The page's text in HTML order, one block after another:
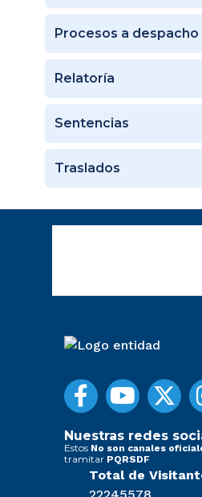
Procesos a despacho
Relatoría
Sentencias
Traslados
Nuestras redes
Estos No son canales
tramitar PQRSDF
Total de
22245578